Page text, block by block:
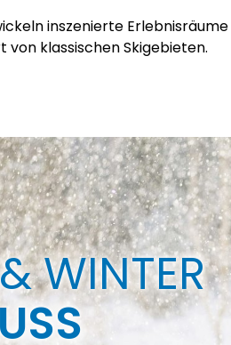
inszenierte
klassischen Skigebieten.
WINTER